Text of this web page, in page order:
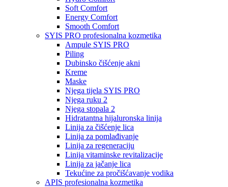
Soft Comfort
Energy Comfort
Smooth Comfort
SYIS PRO profesionalna kozmetika
Ampule SYIS PRO
Piling
Dubinsko čišćenje akni
Kreme
Maske
Njega tijela SYIS PRO
Njega ruku 2
Njega stopala 2
Hidratantna hijaluronska linija
Linija za čišćenje lica
Linija za pomlađivanje
Linija za regeneraciju
Linija vitaminske revitalizacije
Linija za jačanje lica
Tekućine za pročišćavanje vodika
APIS profesionalna kozmetika